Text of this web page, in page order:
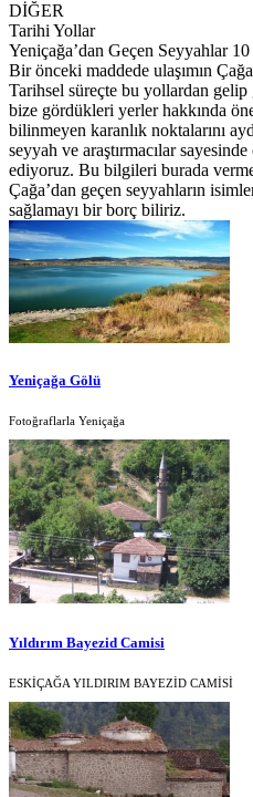
DİĞER
Tarihi Yollar
Yeniçağa’dan Geçen Seyyahlar 10
Bir önceki maddede ulaşımın
Tarihsel süreçte bu yollardan gelip
bize gördükleri yerler hakkında
bilinmeyen karanlık noktalarını
seyyah ve araştırmacılar
ediyoruz. Bu bilgileri burada
Çağa’dan geçen seyyahların
sağlamayı bir borç biliriz.
Yeniçağa Gölü
Fotoğraflarla Yeniçağa
Yıldırım Bayezid Camisi
ESKİÇAĞA YILDIRIM BAYEZİD CAMİSİ